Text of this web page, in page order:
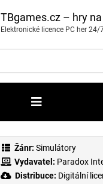
TBgames.cz – hry
Elektronické licence PC her 24/
Žánr: Simulátory
Vydavatel: Paradox
Distribuce: Digitální